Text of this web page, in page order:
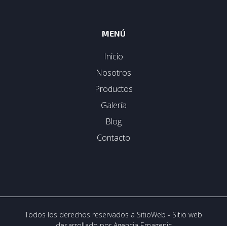
MENÚ
Inicio
Nosotros
Productos
Galería
Blog
Contacto
Todos los derechos reservados a SitioWeb - Sitio web